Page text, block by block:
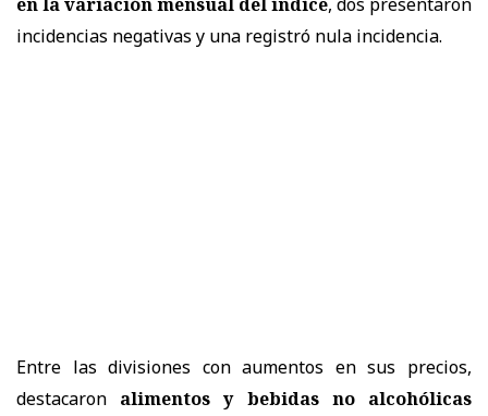
incidencias negativas y una registró nula incidencia.
Entre las divisiones con aumentos en sus precios,
destacaron alimentos y bebidas no alcohólicas